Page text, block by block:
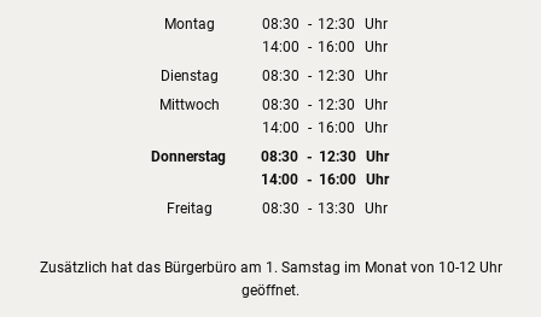
Montag 08:30 - 12:30
Uhr
Von 08:30 bis 12:30 Uhr
14:00 - 16:00
Uhr
Von 14:00 bis 16:00 Uhr
Dienstag 08:30 - 12:30
Uhr
Von 08:30 bis 12:30 Uhr
Mittwoch 08:30 - 12:30
Uhr
Von 08:30 bis 12:30 Uhr
14:00 - 16:00
Uhr
Von 14:00 bis 16:00 Uhr
Donnerstag 08:30 - 12:30 Uhr
Von 08:30 bis 12:30 Uhr
14:00 - 16:00 Uhr
Von 14:00 bis 16:00 Uhr
Freitag 08:30 - 13:30
Uhr
Zusätzlich hat das Bürgerbüro am 1. Samstag im Monat von 10-12 Uhr
geöffnet.